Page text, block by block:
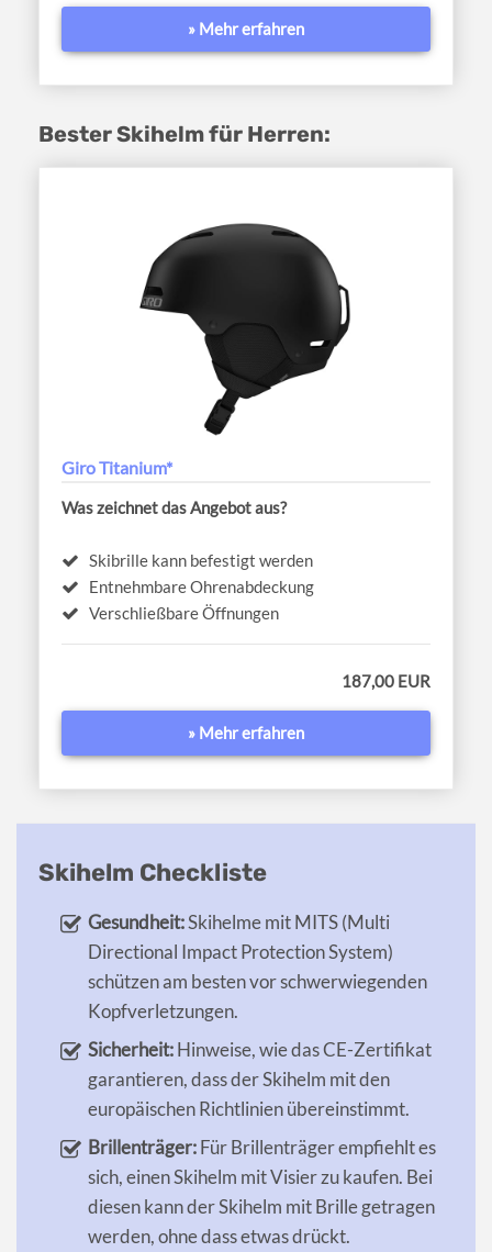
» Mehr erfahren
Bester Skihelm für Herren:
Giro Titanium*
Was zeichnet das Angebot aus?
Skibrille kann befestigt werden
Entnehmbare Ohrenabdeckung
Verschließbare Öffnungen
187,00 EUR
» Mehr erfahren
Skihelm Checkliste
Gesundheit:Skihelme mit MITS (Multi
Directional Impact Protection System)
schützen am besten vor schwerwiegenden
Kopfverletzungen.
Sicherheit:Hinweise, wie das CE-Zertifikat
garantieren, dass der Skihelm mit den
europäischen Richtlinien übereinstimmt.
Brillenträger:Für Brillenträger empfiehlt es
sich, einen Skihelm mit Visier zu kaufen. Bei
diesen kann der Skihelm mit Brille getragen
werden, ohne dass etwas drückt.